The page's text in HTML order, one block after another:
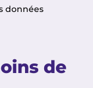
données
de